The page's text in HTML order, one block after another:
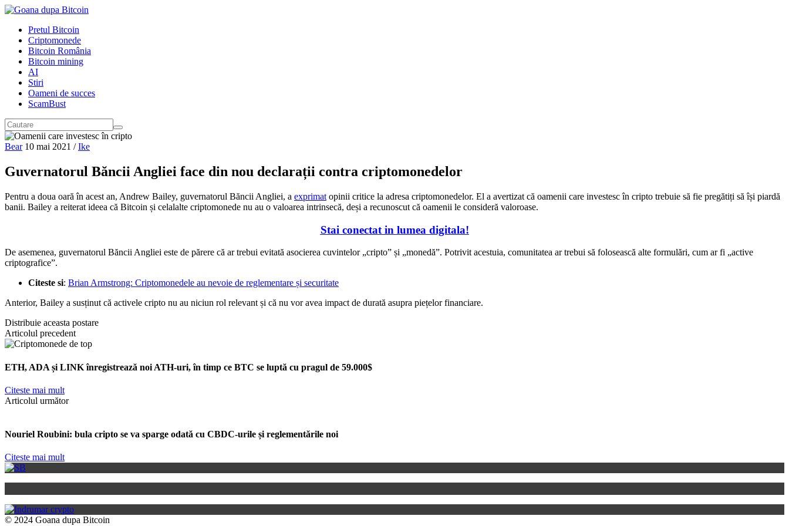
Pretul Bitcoin
Criptomonede
Bitcoin România
Bitcoin mining
AI
Stiri
Oameni de succes
ScamBust
Bear 10 mai 2021 / Ike
Guvernatorul Băncii Angliei face din nou declarații contra criptomonedelor
Pentru a doua oară în acest an, Andrew Bailey, guvernatorul Băncii Angliei, a exprimat opinii critice la adresa criptomonedelor. El a avertizat că oamenii care investesc în cripto trebuie să fie pregătiți să își piardă
banii. Bailey a reiterat ideea că Bitcoin și celalalte criptomonede nu au o valoarea intrinsecă, deși a recunoscut că oamenii le consideră valoroase.
Stai conectat in lumea digitala!
De asemenea, guvernatorul Băncii Angliei este de părere că ar trebui evitată asocierea cuvintelor „cripto” și „monedă”. Potrivit acestuia, comunitatea ar trebui să folosească alte formulări, cum ar fi „active
criptografice”.
Citeste si: Brian Armstrong: Criptomonedele au nevoie de reglementare și securitate
Anterior, Bailey a susținut că activele cripto nu au niciun rol relevant și că nu vor avea impact de durată asupra piețelor financiare.
Distribuie aceasta postare
Articolul precedent
ETH, ADA și LINK înregistrează noi ATH-uri, în timp ce BTC se luptă cu pragul de 59.000$
Citeste mai mult
Articolul următor
Nouriel Roubini: bula cripto se va sparge odată cu CBDC-urile și reglementările noi
Citeste mai mult
© 2024 Goana dupa Bitcoin